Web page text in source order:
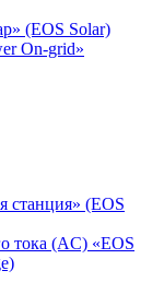
(EOS Solar)
On-grid»
станция» (EOS
тока (AC) «EOS